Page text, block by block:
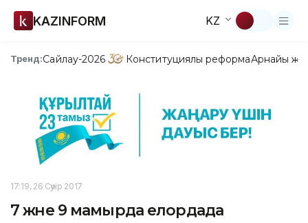
KAZINFORM KZ
Тренд:Сайлау-2026 Конституциялық реформаАрнайы
17:19, 26 Сәуір 2017
7 және 9 мамырда елордада